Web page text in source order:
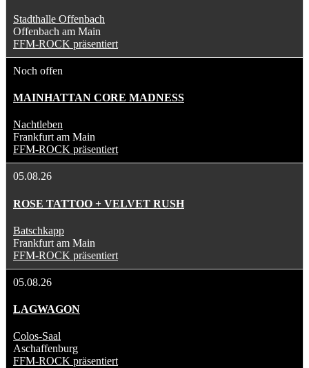
Stadthalle Offenbach
Offenbach am Main
FFM-ROCK präsentiert
Noch offen
MAINHATTAN CORE MADNESS
Nachtleben
Frankfurt am Main
FFM-ROCK präsentiert
05.08.26
ROSE TATTOO + VELVET RUSH
Batschkapp
Frankfurt am Main
FFM-ROCK präsentiert
05.08.26
LAGWAGON
Colos-Saal
Aschaffenburg
FFM-ROCK präsentiert